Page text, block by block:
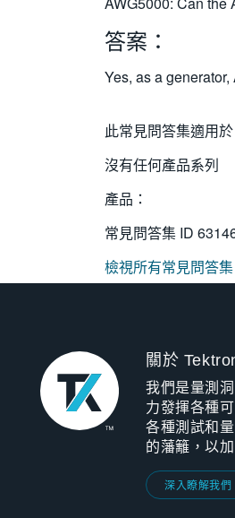
答案：
Yes, as a
此常見問答集適用於
沒有任何產品系列
產品：
常見問答集 ID
檢視所有常見問答
關於
我們是量測
力發揮各種
各種測試和
的藩籬，以
深入瞭解我們